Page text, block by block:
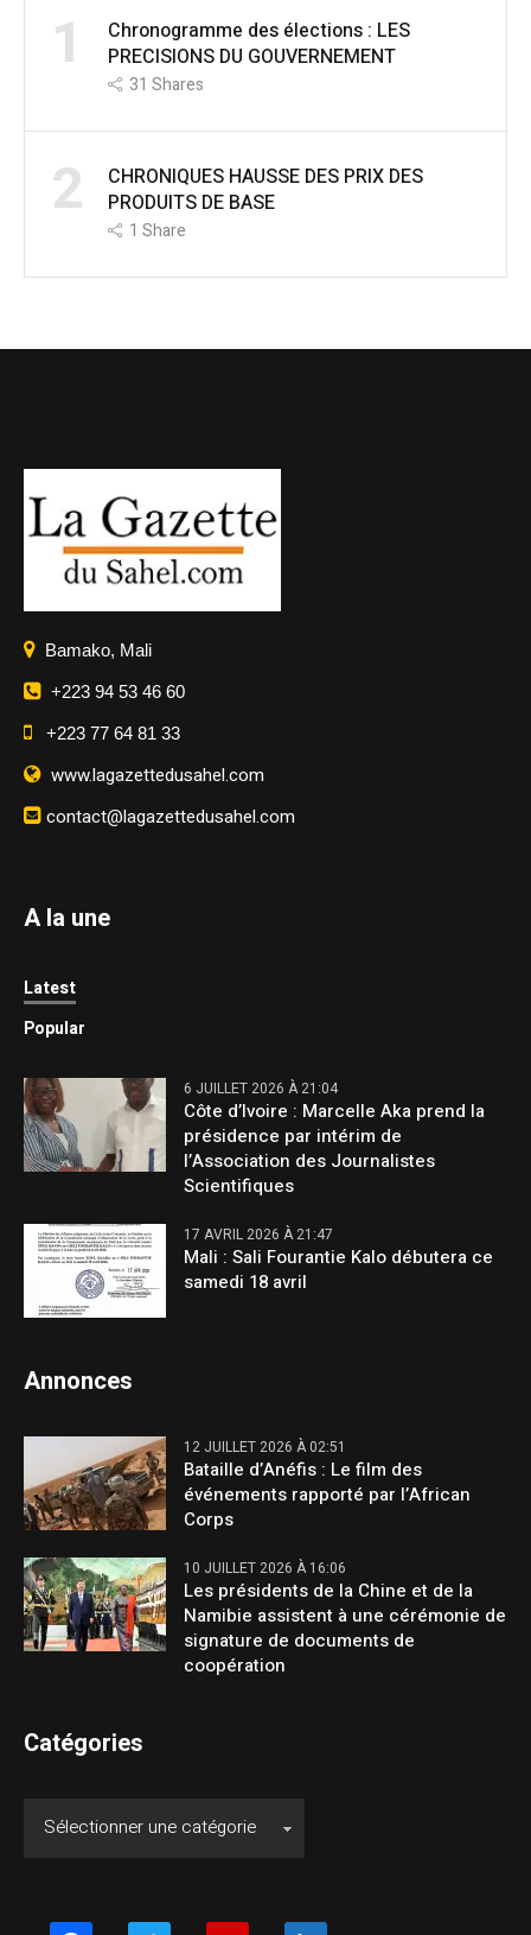
1
Chronogramme des élections : LES
PRECISIONS DU GOUVERNEMENT
31 Shares
2
CHRONIQUES HAUSSE DES PRIX DES
PRODUITS DE BASE
1 Share
Bamako, Mali
+223 94 53 46 60
+223 77 64 81 33
www.lagazettedusahel.com
contact@lagazettedusahel.com
A la une
Latest
Popular
6 JUILLET 2026 À 21:04
Côte d’Ivoire : Marcelle Aka prend la
présidence par intérim de
l’Association des Journalistes
Scientifiques
17 AVRIL 2026 À 21:47
Mali : Sali Fourantie Kalo débutera ce
samedi 18 avril
Annonces
12 JUILLET 2026 À 02:51
Bataille d’Anéfis : Le film des
événements rapporté par l’African
Corps
10 JUILLET 2026 À 16:06
Les présidents de la Chine et de la
Namibie assistent à une cérémonie de
signature de documents de
coopération
Catégories